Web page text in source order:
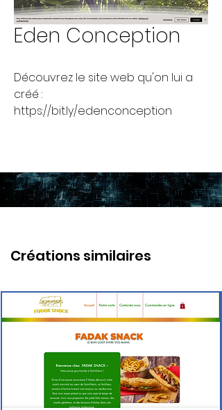
Eden Conception
Découvrez le site web qu'on lui a
créé :
https://bit.ly/edenconception
Créations similaires